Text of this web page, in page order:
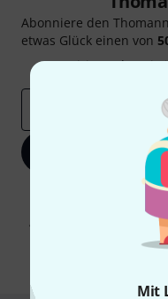
Mit
Abonniere den
etwas Glück einen von
Inspirierende
Mit Klick auf „Jetzt
Werbung und einer
Abmeldung ist jederzeit
unseren